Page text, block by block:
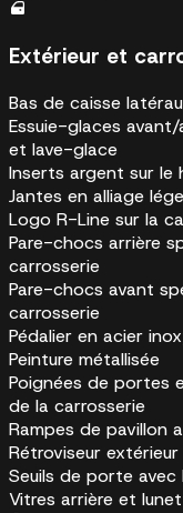
Extérieur et
Bas de caisse
Essuie-glaces
et lave-glace
Inserts argent sur le
Jantes en alliage
Logo R-Line sur la
Pare-chocs arrière
carrosserie
Pare-chocs avant
carrosserie
Pédalier en acier
Peinture métallisée
Poignées de portes
de la carrosserie
Rampes de pavillon
Rétroviseur
Seuils de porte
Vitres arrière et